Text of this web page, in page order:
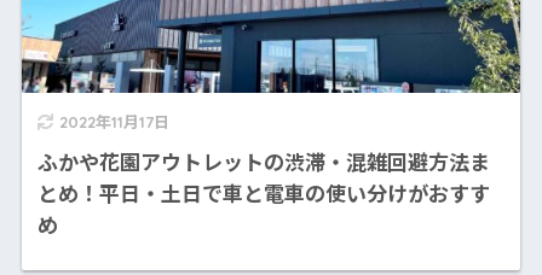
2022年11月17日
ふかや花園アウトレットの渋滞・混雑回避方法ま
とめ！平日・土日で車と電車の使い分けがおすす
め